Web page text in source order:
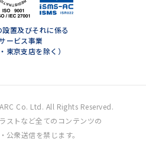
置及びそれに係る
ービス事業
東京支店を除く）
Co. Ltd. All Rights Reserved.
ストなど全てのコンテンツの
公衆送信を禁じます。